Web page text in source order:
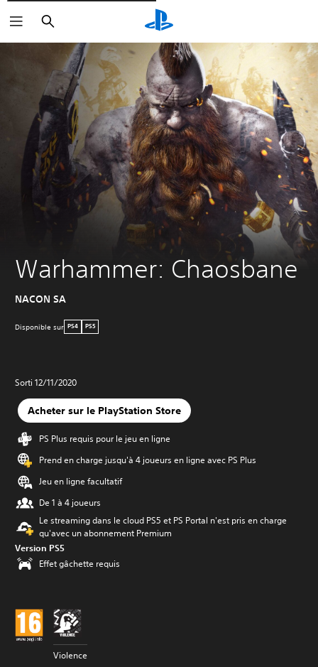
Rechercher
Warhammer: Chaosbane
NACON SA
Disponible sur PS4 PS5
Sorti 12/11/2020
Acheter sur le PlayStation Store
PS Plus requis pour le jeu en ligne
Prend en charge jusqu'à 4 joueurs en ligne avec PS Plus
Jeu en ligne facultatif
De 1 à 4 joueurs
Le streaming dans le cloud PS5 et PS Portal n'est pris en charge
qu'avec un abonnement Premium
Version PS5
Effet gâchette requis
Violence